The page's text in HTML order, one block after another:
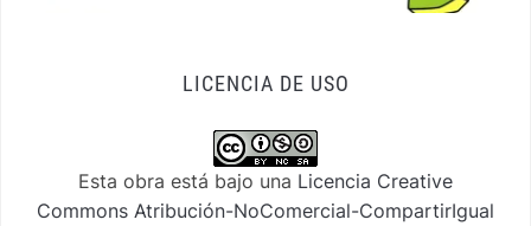
LICENCIA DE USO
Esta obra está bajo una Licencia Creative
Commons Atribución-NoComercial-CompartirIgual